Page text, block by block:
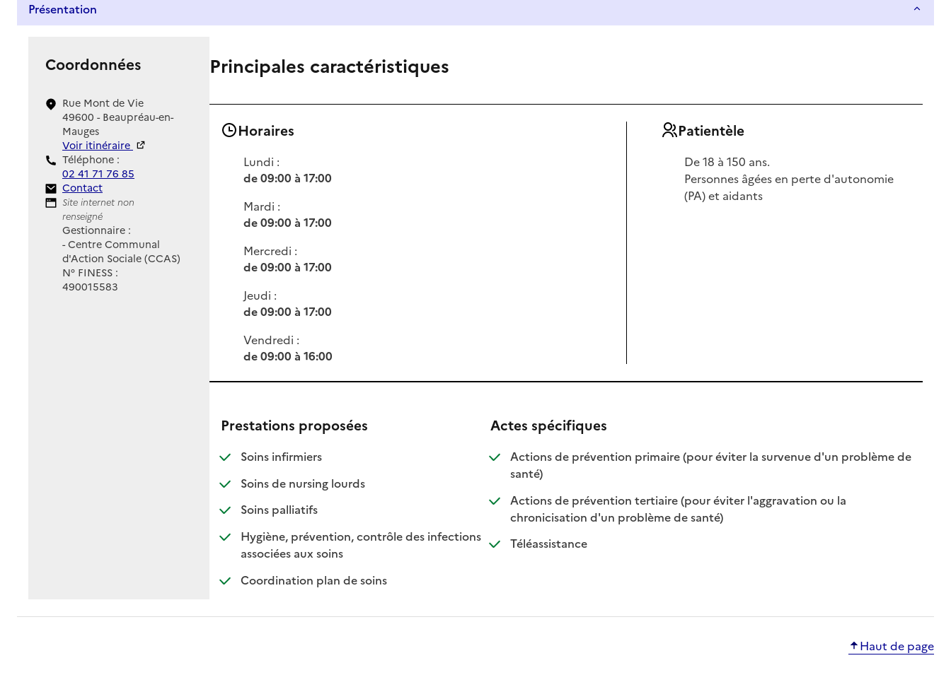
Présentation
Coordonnées
Rue Mont de Vie
49600 - Beaupréau-en-
Mauges
Voir itinéraire
Téléphone :
02 41 71 76 85
Contact
Contact
Site Internet
Site internet non
renseigné
Gestionnaire :
- Centre Communal
d'Action Sociale (CCAS)
N° FINESS :
490015583
Principales caractéristiques
Horaires
Lundi :
de 09:00 à 17:00
Mardi :
de 09:00 à 17:00
Mercredi :
de 09:00 à 17:00
Jeudi :
de 09:00 à 17:00
Vendredi :
de 09:00 à 16:00
Patientèle
De 18 à 150 ans.
Personnes âgées en perte d'autonomie
(PA) et aidants
Prestations proposées
Soins infirmiers: disponible
: non disponible
Soins de nursing lourds: disponible
: non disponible
Soins palliatifs: disponible
: non disponible
Hygiène, prévention, contrôle des infections
associées aux soins: disponible
: non disponible
Coordination plan de soins: disponible
: non disponible
Actes spécifiques
Actions de prévention primaire (pour éviter la survenue d'un problème de
santé)
: disponible
: non disponible
Actions de prévention tertiaire (pour éviter l'aggravation ou la
chronicisation d'un problème de santé): disponible
: non disponible
Téléassistance: disponible
: non disponible
Haut de page